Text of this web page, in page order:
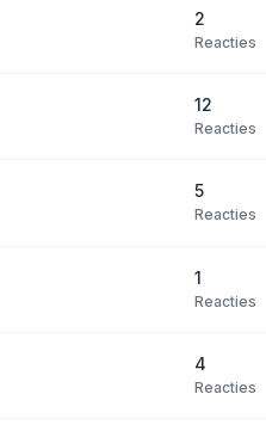
2
Reacties
12
Reacties
5
Reacties
1
Reacties
4
Reacties